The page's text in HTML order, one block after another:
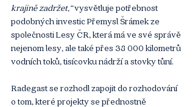
krajině zadržet,“ vysvětluje potřebnost
podobných investic Přemysl Šrámek ze
společnosti Lesy ČR, která má ve své správě
nejenom lesy, ale také přes 38 000 kilometrů
vodních toků, tisícovku nádrží a stovky tůní.
Radegast se rozhodl zapojit do rozhodování
o tom, které projekty se přednostně